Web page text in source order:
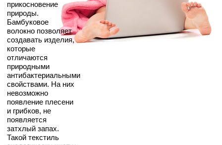
прикосновение
природы.
Бамбуковое
волокно позволяет
создавать изделия,
которые
отличаются
природными
антибактериальными
свойствами. На них
невозможно
появление плесени
и грибков, не
появляется
затхлый запах.
Такой текстиль